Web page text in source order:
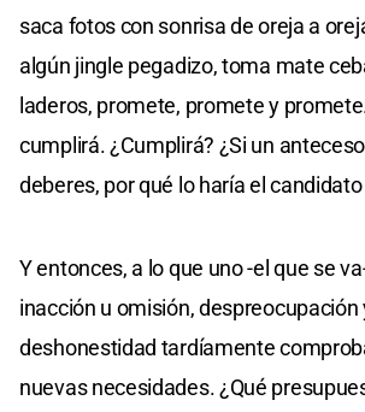
saca fotos con sonrisa de oreja a
algún jingle pegadizo, toma mate
laderos, promete, promete y
cumplirá. ¿Cumplirá? ¿Si un
deberes, por qué lo haría el
Y entonces, a lo que uno -el que se
inacción u omisión, despreocupación
deshonestidad tardíamente
nuevas necesidades. ¿Qué